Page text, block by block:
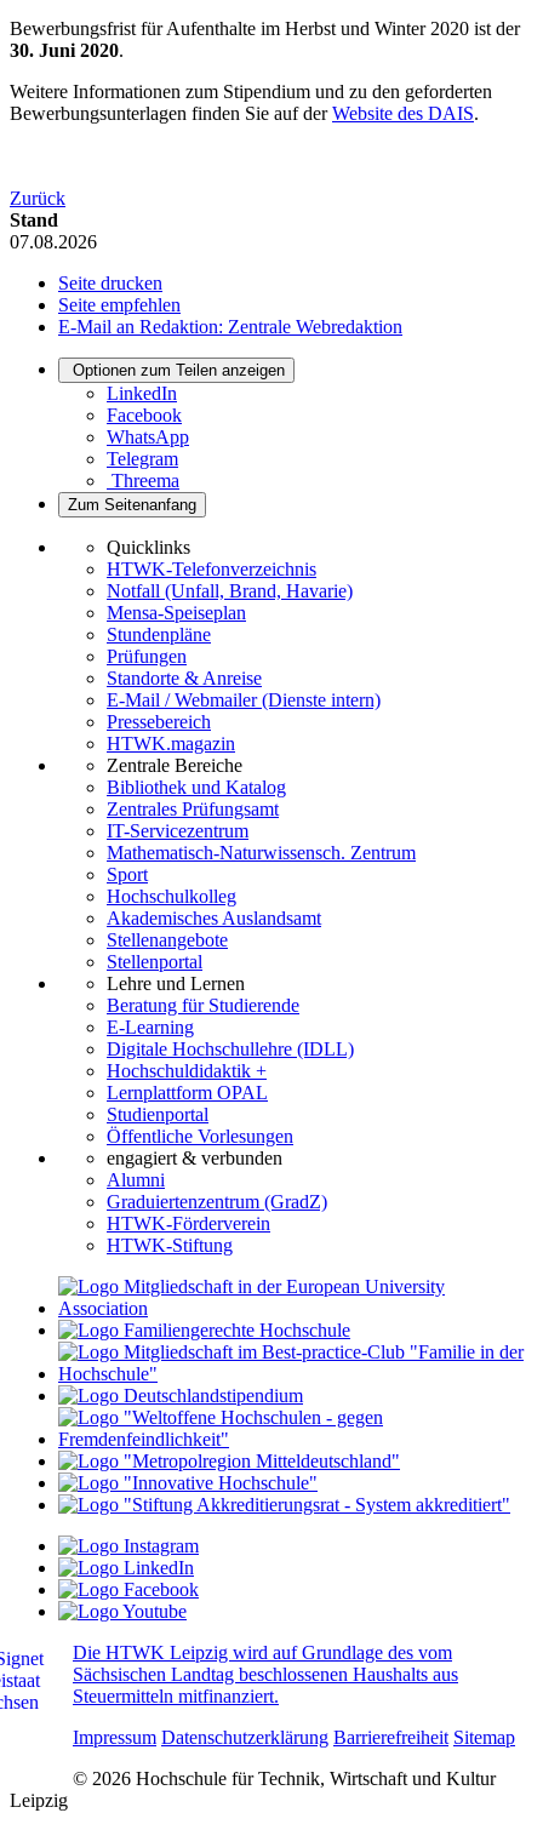
Bewerbungsfrist für Aufenthalte im Herbst und Winter 2020 ist der
30. Juni 2020.
Weitere Informationen zum Stipendium und zu den geforderten
Bewerbungsunterlagen finden Sie auf derWebsite des DAIS.
Zurück
Stand
07.08.2026
Seite drucken
Seite empfehlen
E-Mail an Redaktion: Zentrale Webredaktion
Optionen zum Teilen anzeigen
LinkedIn
Facebook
WhatsApp
Telegram
Threema
Zum Seitenanfang
Quicklinks
HTWK-Telefonverzeichnis
Notfall (Unfall, Brand, Havarie)
Mensa-Speiseplan
Stundenpläne
Prüfungen
Standorte & Anreise
E-Mail / Webmailer (Dienste intern)
Pressebereich
HTWK.magazin
Zentrale Bereiche
Bibliothek und Katalog
Zentrales Prüfungsamt
IT-Servicezentrum
Mathematisch-Naturwissensch. Zentrum
Sport
Hochschulkolleg
Akademisches Auslandsamt
Stellenangebote
Stellenportal
Lehre und Lernen
Beratung für Studierende
E-Learning
Digitale Hochschullehre (IDLL)
Hochschuldidaktik +
Lernplattform OPAL
Studienportal
Öffentliche Vorlesungen
engagiert & verbunden
Alumni
Graduiertenzentrum (GradZ)
HTWK-Förderverein
HTWK-Stiftung
Die HTWK Leipzig wird auf Grundlage des vom
Sächsischen Landtag beschlossenen Haushalts aus
Steuermitteln mitfinanziert.
Impressum Datenschutzerklärung Barrierefreiheit Sitemap
© 2026 Hochschule für Technik, Wirtschaft und Kultur
Leipzig